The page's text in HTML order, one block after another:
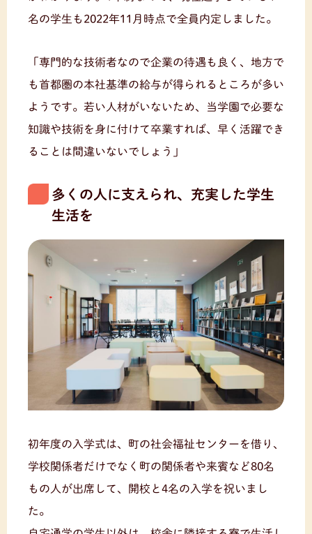
名の学生も2022年11月時点で全員内定しました。
「専門的な技術者なので企業の待遇も良く、地方で
も首都圏の本社基準の給与が得られるところが多い
ようです。若い人材がいないため、当学園で必要な
知識や技術を身に付けて卒業すれば、早く活躍でき
ることは間違いないでしょう」
多くの人に支えられ、充実した学生
生活を
初年度の入学式は、町の社会福祉センターを借り、
学校関係者だけでなく町の関係者や来賓など80名
もの人が出席して、開校と4名の入学を祝いまし
た。